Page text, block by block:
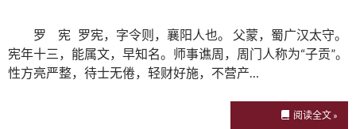
罗 宪 罗宪，字令则，襄阳人也。 父蒙，蜀广汉太守。
宪年十三，能属文，早知名。师事谯周，周门人称为“子贡”。
性方亮严整，待士无倦，轻财好施，不营产…
阅读全文 »